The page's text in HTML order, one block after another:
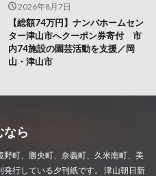
2026年8月7日
【総額74万円】ナンバホームセン
ター津山市へクーポン券寄付 市
内74施設の園芸活動を支援／岡
山・津山市
ら
町、勝央町、奈義町、久米南町、美
行している夕刊紙です。 津山朝日新